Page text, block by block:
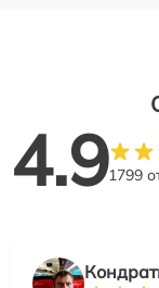
4.91799